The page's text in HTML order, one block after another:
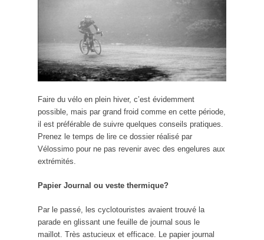
Faire du vélo en plein hiver, c’est évidemment
possible, mais par grand froid comme en cette période,
il est préférable de suivre quelques conseils pratiques.
Prenez le temps de lire ce dossier réalisé par
Vélossimo pour ne pas revenir avec des engelures aux
extrémités.
Papier Journal ou veste thermique?
Par le passé, les cyclotouristes avaient trouvé la
parade en glissant une feuille de journal sous le
maillot. Très astucieux et efficace. Le papier journal